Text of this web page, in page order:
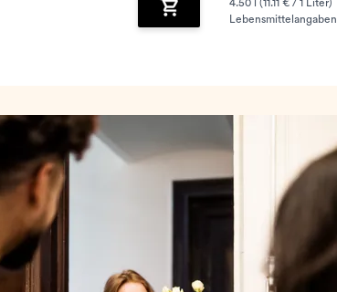
Zum Warenkorb hinzufügen
4.50 l (11.11 € / 1 Liter)
Lebensmittelangaben